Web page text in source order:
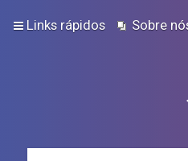
Links rápidos Sobre